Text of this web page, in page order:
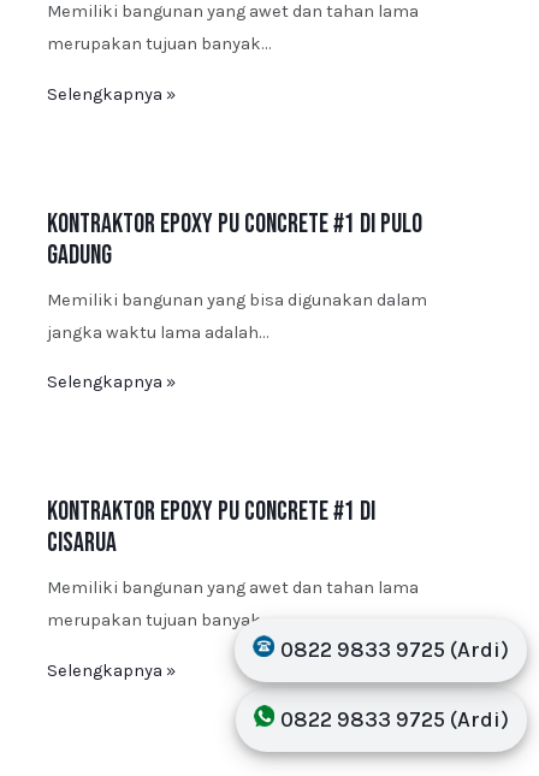
Memiliki bangunan yang awet dan tahan lama
merupakan tujuan banyak…
Selengkapnya »
Kontraktor Epoxy PU Concrete #1 di Pulo
Gadung
Memiliki bangunan yang bisa digunakan dalam
jangka waktu lama adalah…
Selengkapnya »
Kontraktor Epoxy PU Concrete #1 di
Cisarua
Memiliki bangunan yang awet dan tahan lama
merupakan tujuan banyak…
Selengkapnya »
0822 9833 9725 (Ardi)
0822 9833 9725 (Ardi)